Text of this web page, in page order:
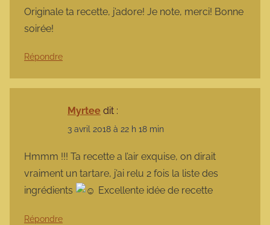
Originale ta recette, j’adore! Je note, merci! Bonne
soirée!
Répondre
Myrtee dit :
3 avril 2018 à 22 h 18 min
Hmmm !!! Ta recette a l’air exquise, on dirait
vraiment un tartare, j’ai relu 2 fois la liste des
ingrédients
Excellente idée de recette
Répondre